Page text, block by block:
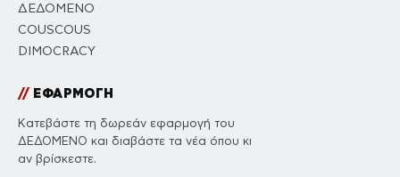
ΔΕΔΟΜΕΝΟ
COUSCOUS
DIMOCRACY
//ΕΦΑΡΜΟΓΗ
Κατεβάστε τη δωρεάν εφαρμογή του
ΔΕΔΟΜΕΝΟ και διαβάστε τα νέα όπου κι
αν βρίσκεστε.